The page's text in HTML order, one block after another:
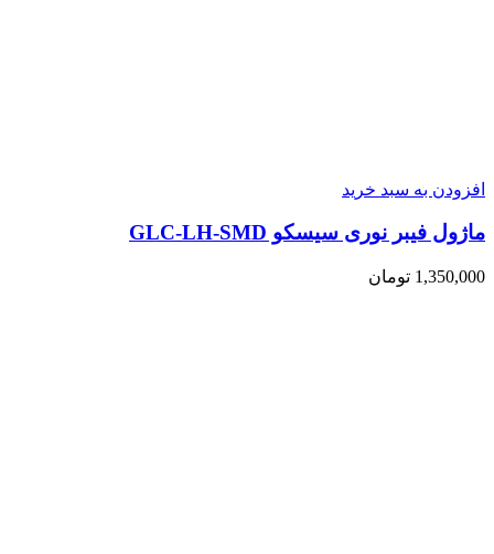
افزودن به سبد خرید
ماژول فیبر نوری سیسکو GLC-LH-SMD
1,350,000 تومان